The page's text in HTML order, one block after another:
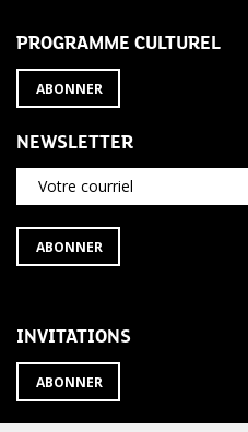
PROGRAMME CULTUREL
ABONNER
NEWSLETTER
Votre courriel
S'ABONNER
À
ABONNER
INVITATIONS
ABONNER